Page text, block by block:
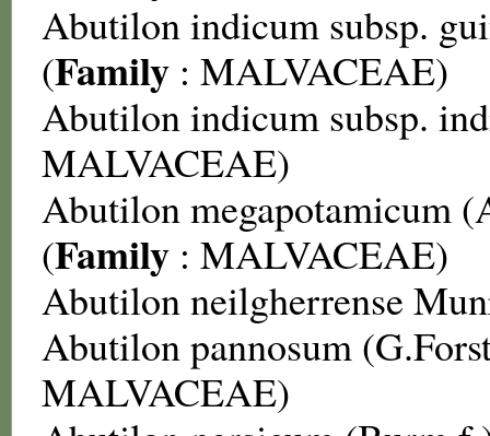
Abutilon indicum subsp.
(Family : MALVACEAE)
Abutilon indicum subsp.
MALVACEAE)
Abutilon megapotamicum
(Family : MALVACEAE)
Abutilon neilgherrense
Abutilon pannosum
MALVACEAE)